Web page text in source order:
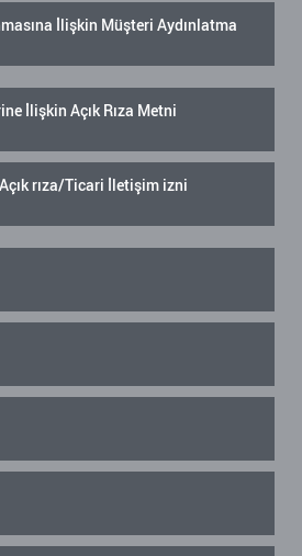
İlişkin Müşteri Aydınlatma
İlişkin Açık Rıza Metni
rıza/Ticari İletişim izni